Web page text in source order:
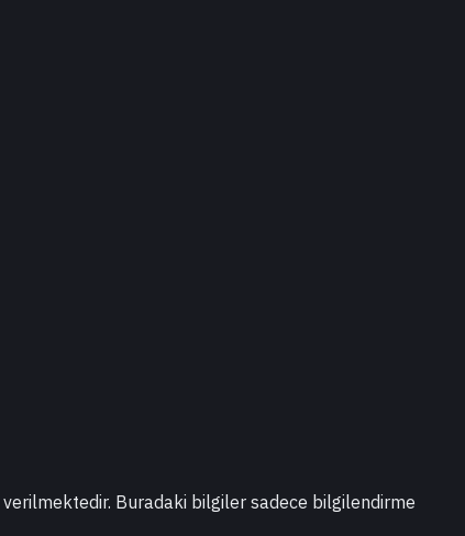
verilmektedir. Buradaki bilgiler sadece bilgilendirme